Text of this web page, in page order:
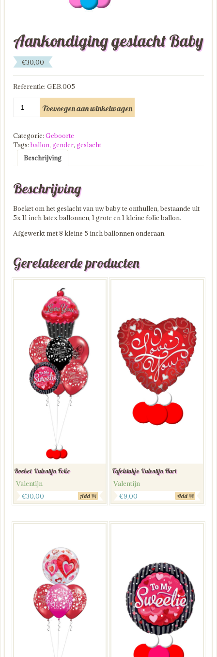
Aankondiging geslacht Baby
€30,00
Referentie: GEB.005
geslacht
Toevoegen aan winkelwagen
Categorie: Geboorte
Tags:ballon, gender, geslacht
Beschrijving
Beschrijving
Boeket om het geslacht van uw baby te onthullen, bestaande uit
5x 11 inch latex ballonnen, 1 grote en 1 kleine folie ballon.
Afgewerkt met 8 kleine 5 inch ballonnen onderaan.
Gerelateerde producten
Boeket Valentijn Folie
Valentijn
€30,00 Add
Tafelstukje Valentijn Hart
Valentijn
€9,00 Add